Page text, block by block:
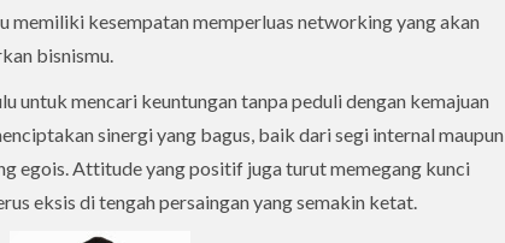
memiliki kesempatan memperluas networking yang akan
bisnismu.
untuk mencari keuntungan tanpa peduli dengan kemajuan
sinergi yang bagus, baik dari segi internal maupun
egois. Attitude yang positif juga turut memegang kunci
eksis di tengah persaingan yang semakin ketat.